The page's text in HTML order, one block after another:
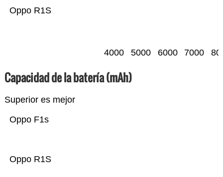
Oppo R1S
4000 5000 6000 7000
Capacidad de la batería (mAh)
Superior es mejor
Oppo R1S
Oppo F1s